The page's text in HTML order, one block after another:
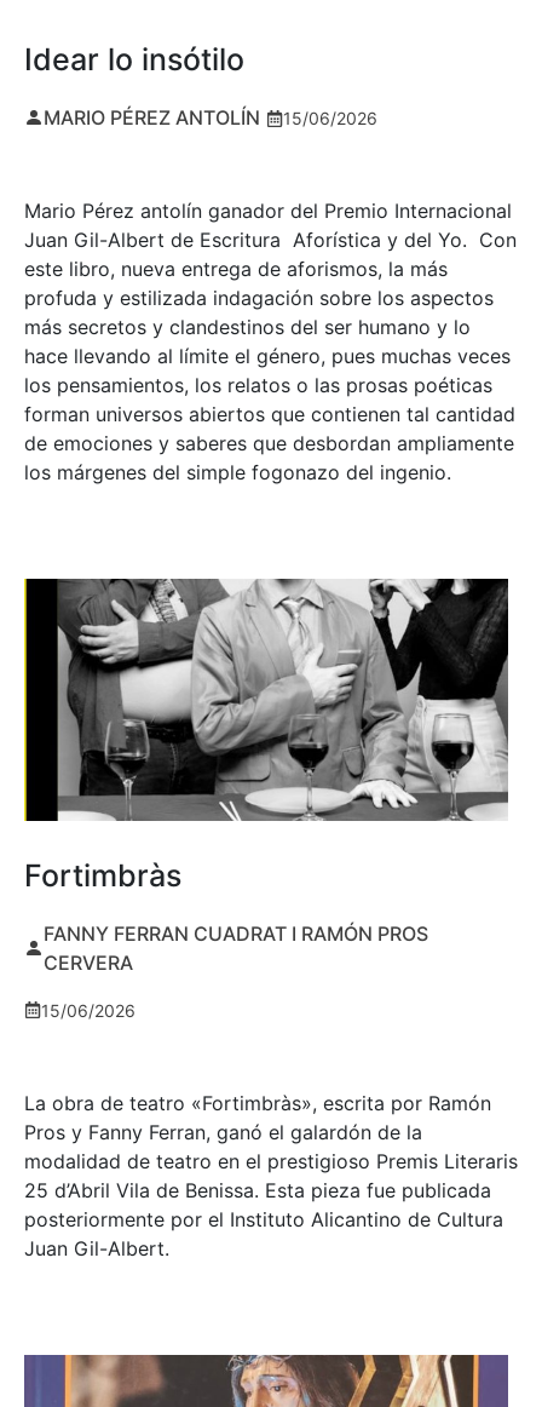
Idear lo insótilo
MARIO PÉREZ ANTOLÍN 15/06/2026
Mario Pérez antolín ganador del Premio Internacional
Juan Gil-Albert de Escritura Aforística y del Yo. Con
este libro, nueva entrega de aforismos, la más
profuda y estilizada indagación sobre los aspectos
más secretos y clandestinos del ser humano y lo
hace llevando al límite el género, pues muchas veces
los pensamientos, los relatos o las prosas poéticas
forman universos abiertos que contienen tal cantidad
de emociones y saberes que desbordan ampliamente
los márgenes del simple fogonazo del ingenio.
Fortimbràs
FANNY FERRAN CUADRAT I RAMÓN PROS
CERVERA
15/06/2026
La obra de teatro «Fortimbràs», escrita por Ramón
Pros y Fanny Ferran, ganó el galardón de la
modalidad de teatro en el prestigioso Premis Literaris
25 d’Abril Vila de Benissa. Esta pieza fue publicada
posteriormente por el Instituto Alicantino de Cultura
Juan Gil-Albert.